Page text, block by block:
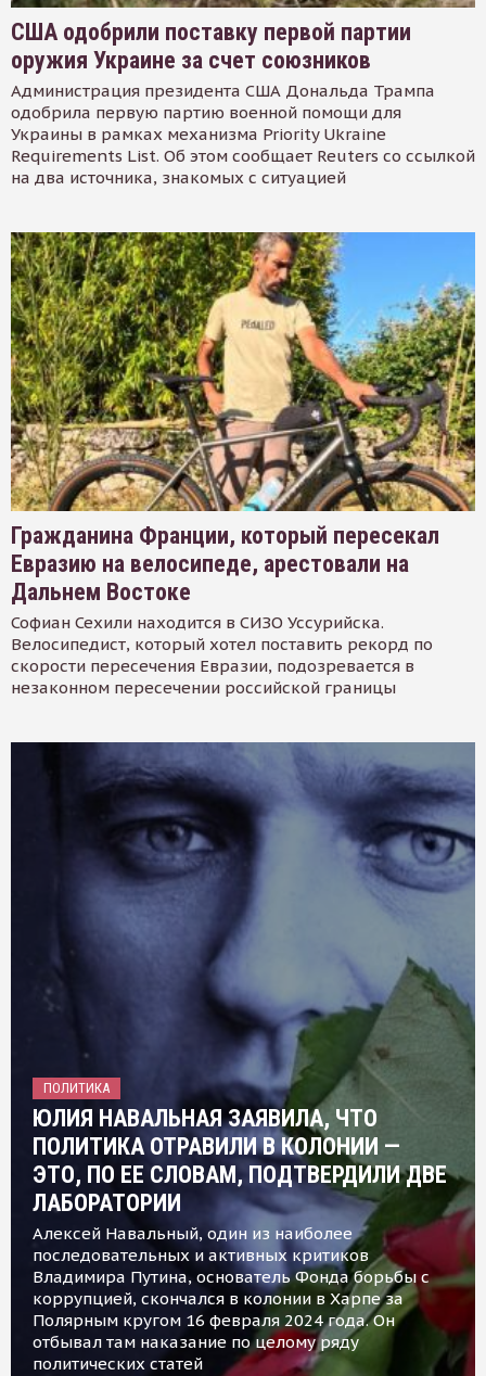
США одобрили поставку первой партии
оружия Украине за счет союзников
Администрация президента США Дональда Трампа
одобрила первую партию военной помощи для
Украины в рамках механизма Priority Ukraine
Requirements List. Об этом сообщает Reuters со ссылкой
на два источника, знакомых с ситуацией
Гражданина Франции, который пересекал
Евразию на велосипеде, арестовали на
Дальнем Востоке
Софиан Сехили находится в СИЗО Уссурийска.
Велосипедист, который хотел поставить рекорд по
скорости пересечения Евразии, подозревается в
незаконном пересечении российской границы
ПОЛИТИКА
ЮЛИЯ НАВАЛЬНАЯ ЗАЯВИЛА, ЧТО
ПОЛИТИКА ОТРАВИЛИ В КОЛОНИИ —
ЭТО, ПО ЕЕ СЛОВАМ, ПОДТВЕРДИЛИ ДВЕ
ЛАБОРАТОРИИ
Алексей Навальный, один из наиболее
последовательных и активных критиков
Владимира Путина, основатель Фонда борьбы с
коррупцией, скончался в колонии в Харпе за
Полярным кругом 16 февраля 2024 года. Он
отбывал там наказание по целому ряду
политических статей